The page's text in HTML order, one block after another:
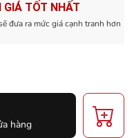
GIÁ TỐT NHẤT
đưa ra mức giá cạnh tranh hơn
hàng